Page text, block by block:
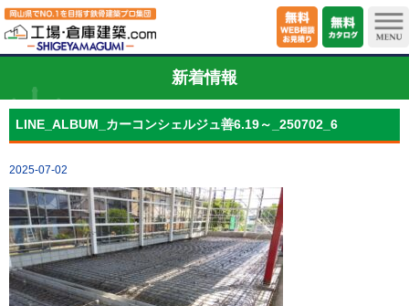
新着情報
LINE_ALBUM_カーコンシェルジュ善6.19～_250702_6
2025-07-02